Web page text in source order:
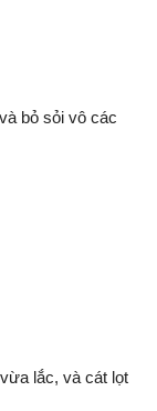
bỏ sỏi vô các
lắc, và cát lọt